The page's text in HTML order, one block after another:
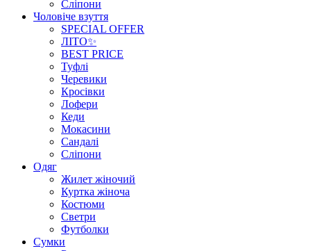
Сліпони
Чоловіче взуття
SPECIAL OFFER
ЛІТО✨
BEST PRICE
Туфлі
Черевики
Кросівки
Лофери
Кеди
Мокасини
Сандалі
Сліпони
Одяг
Жилет жіночий
Куртка жіноча
Костюми
Светри
Футболки
Сумки